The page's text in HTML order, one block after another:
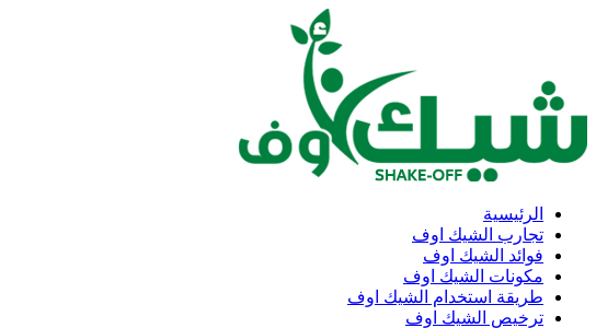
الرئيسية
تجارب الشيك اوف
فوائد الشيك اوف
مكونات الشيك اوف
طريقة استخدام الشيك اوف
ترخيص الشيك اوف